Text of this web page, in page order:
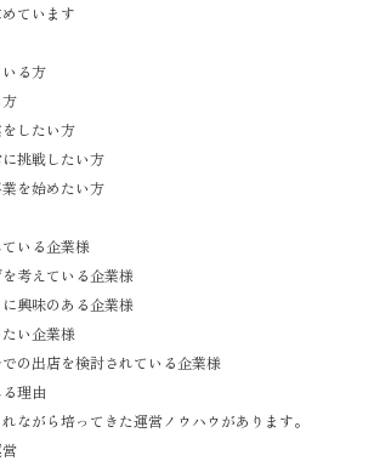
ています
る方
したい方
挑戦したい方
を始めたい方
いる企業様
考えている企業様
興味のある企業様
い企業様
の出店を検討されている企業様
理由
ながら培ってきた運営ノウハウがあります。